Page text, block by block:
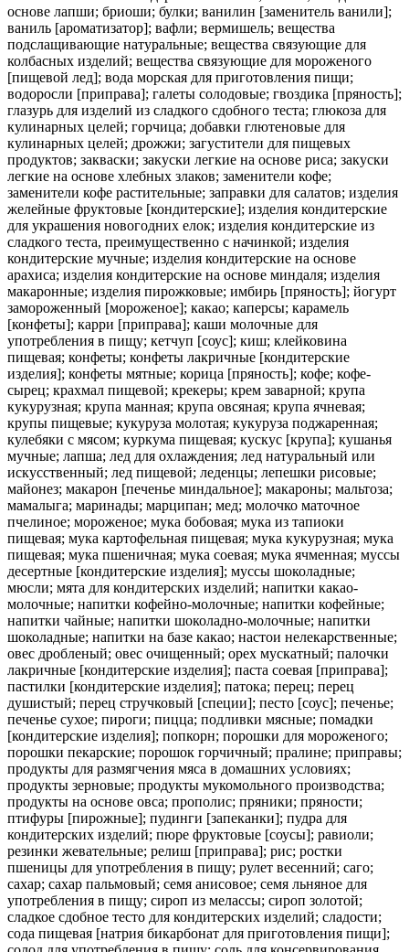
основе лапши; бриоши; булки; ванилин [заменитель ванили];
ваниль [ароматизатор]; вафли; вермишель; вещества
подслащивающие натуральные; вещества связующие для
колбасных изделий; вещества связующие для мороженого
[пищевой лед]; вода морская для приготовления пищи;
водоросли [приправа]; галеты солодовые; гвоздика [пряность];
глазурь для изделий из сладкого сдобного теста; глюкоза для
кулинарных целей; горчица; добавки глютеновые для
кулинарных целей; дрожжи; загустители для пищевых
продуктов; закваски; закуски легкие на основе риса; закуски
легкие на основе хлебных злаков; заменители кофе;
заменители кофе растительные; заправки для салатов; изделия
желейные фруктовые [кондитерские]; изделия кондитерские
для украшения новогодних елок; изделия кондитерские из
сладкого теста, преимущественно с начинкой; изделия
кондитерские мучные; изделия кондитерские на основе
арахиса; изделия кондитерские на основе миндаля; изделия
макаронные; изделия пирожковые; имбирь [пряность]; йогурт
замороженный [мороженое]; какао; каперсы; карамель
[конфеты]; карри [приправа]; каши молочные для
употребления в пищу; кетчуп [соус]; киш; клейковина
пищевая; конфеты; конфеты лакричные [кондитерские
изделия]; конфеты мятные; корица [пряность]; кофе; кофе-
сырец; крахмал пищевой; крекеры; крем заварной; крупа
кукурузная; крупа манная; крупа овсяная; крупа ячневая;
крупы пищевые; кукуруза молотая; кукуруза поджаренная;
кулебяки с мясом; куркума пищевая; кускус [крупа]; кушанья
мучные; лапша; лед для охлаждения; лед натуральный или
искусственный; лед пищевой; леденцы; лепешки рисовые;
майонез; макарон [печенье миндальное]; макароны; мальтоза;
мамалыга; маринады; марципан; мед; молочко маточное
пчелиное; мороженое; мука бобовая; мука из тапиоки
пищевая; мука картофельная пищевая; мука кукурузная; мука
пищевая; мука пшеничная; мука соевая; мука ячменная; муссы
десертные [кондитерские изделия]; муссы шоколадные;
мюсли; мята для кондитерских изделий; напитки какао-
молочные; напитки кофейно-молочные; напитки кофейные;
напитки чайные; напитки шоколадно-молочные; напитки
шоколадные; напитки на базе какао; настои нелекарственные;
овес дробленый; овес очищенный; орех мускатный; палочки
лакричные [кондитерские изделия]; паста соевая [приправа];
пастилки [кондитерские изделия]; патока; перец; перец
душистый; перец стручковый [специи]; песто [соус]; печенье;
печенье сухое; пироги; пицца; подливки мясные; помадки
[кондитерские изделия]; попкорн; порошки для мороженого;
порошки пекарские; порошок горчичный; пралине; приправы;
продукты для размягчения мяса в домашних условиях;
продукты зерновые; продукты мукомольного производства;
продукты на основе овса; прополис; пряники; пряности;
птифуры [пирожные]; пудинги [запеканки]; пудра для
кондитерских изделий; пюре фруктовые [соусы]; равиоли;
резинки жевательные; релиш [приправа]; рис; ростки
пшеницы для употребления в пищу; рулет весенний; саго;
сахар; сахар пальмовый; семя анисовое; семя льняное для
употребления в пищу; сироп из мелассы; сироп золотой;
сладкое сдобное тесто для кондитерских изделий; сладости;
сода пищевая [натрия бикарбонат для приготовления пищи];